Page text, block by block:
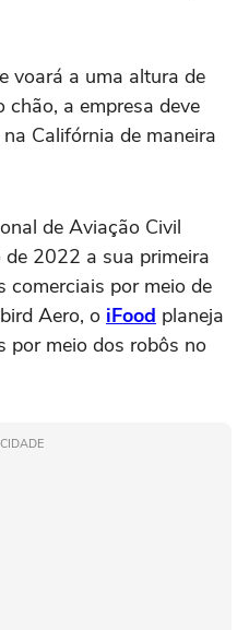
voará a uma altura de
a empresa deve
Califórnia de maneira
de Aviação Civil
2022 a sua primeira
comerciais por meio de
Aero, o iFood planeja
por meio dos robôs no